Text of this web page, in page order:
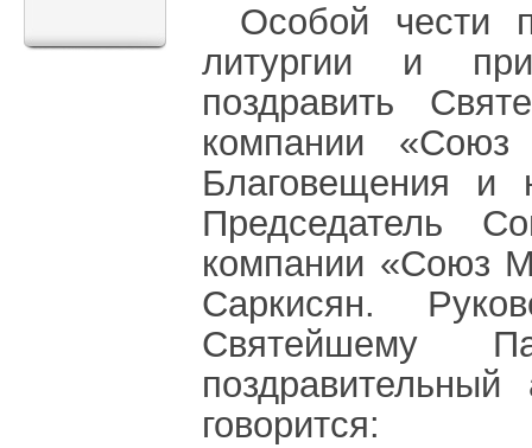
Особой чести
литургии и
поздравить
компании
Благовещения и
Председатель
компании «Союз
Саркисян.
Святейшему
говорится: